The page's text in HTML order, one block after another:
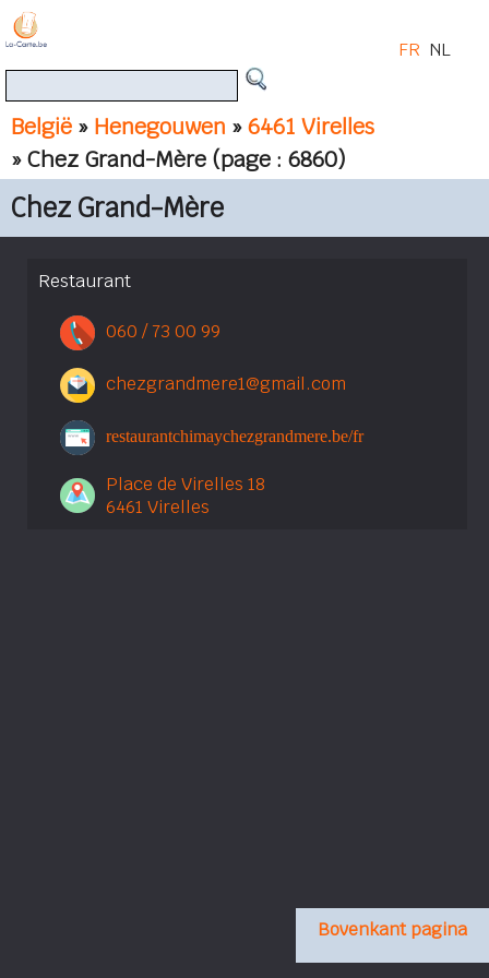
België » Henegouwen »6461 Virelles
» Chez Grand-Mère (page : 6860)
FR NL
Chez Grand-Mère
Restaurant
060 / 73 00 99
chezgrandmere1@gmail.com
restaurantchimaychezgrandmere.be/fr
Place de Virelles 18
6461 Virelles
Bovenkant pagina